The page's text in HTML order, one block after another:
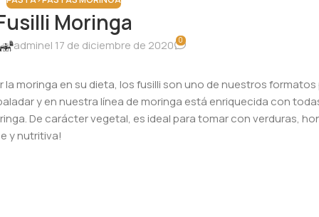
Moringa
adminel 17 de diciembre de 2020 0
moringa en su dieta, los fusilli son uno de nuestros
y en nuestra línea de moringa está enriquecida con
De carácter vegetal, es ideal para tomar con verduras,
y nutritiva!